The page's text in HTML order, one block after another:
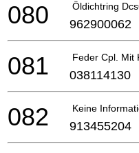
Öldichtring
080 962900062
Feder Cpl. Mit
081 038114130
Keine
082 913455204